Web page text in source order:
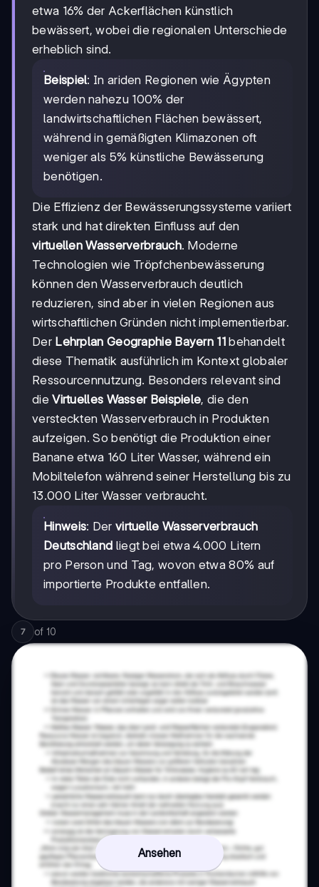
etwa 16% der Ackerflächen künstlich
bewässert, wobei die regionalen Unterschiede
erheblich sind.
Beispiel: In ariden Regionen wie Ägypten
werden nahezu 100% der
landwirtschaftlichen Flächen bewässert,
während in gemäßigten Klimazonen oft
weniger als 5% künstliche Bewässerung
benötigen.
Die Effizienz der Bewässerungssysteme variiert
stark und hat direkten Einfluss auf den
virtuellen Wasserverbrauch. Moderne
Technologien wie Tröpfchenbewässerung
können den Wasserverbrauch deutlich
reduzieren, sind aber in vielen Regionen aus
wirtschaftlichen Gründen nicht implementierbar.
Der Lehrplan Geographie Bayern 11behandelt
diese Thematik ausführlich im Kontext globaler
Ressourcennutzung. Besonders relevant sind
dieVirtuelles Wasser Beispiele, die den
versteckten Wasserverbrauch in Produkten
aufzeigen. So benötigt die Produktion einer
Banane etwa 160 Liter Wasser, während ein
Mobiltelefon während seiner Herstellung bis zu
13.000 Liter Wasser verbraucht.
Hinweis: Der virtuelle Wasserverbrauch
Deutschland liegt bei etwa 4.000 Litern
pro Person und Tag, wovon etwa 80% auf
importierte Produkte entfallen.
7 of 10
Ansehen